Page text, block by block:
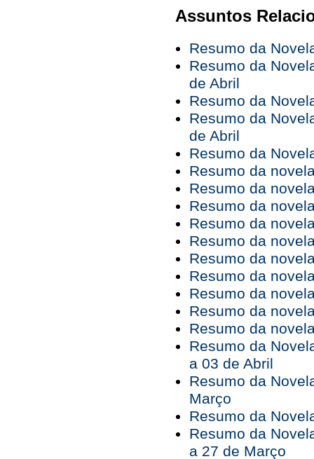
Assuntos
Resumo da
Resumo da
de Abril
Resumo da
Resumo da
de Abril
Resumo da
Resumo da
Resumo da
Resumo da
Resumo da
Resumo da
Resumo da
Resumo da
Resumo da
Resumo da
Resumo da
Resumo da
a 03 de Abril
Resumo da
Março
Resumo da
Resumo da
a 27 de Março